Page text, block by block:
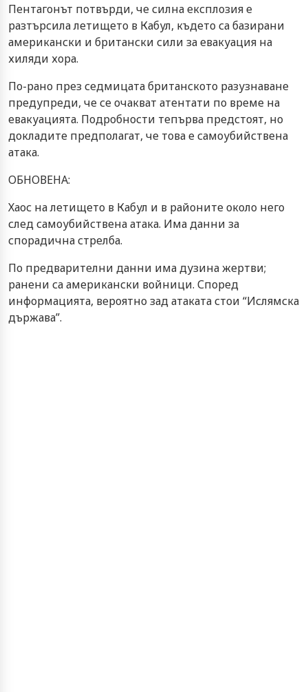
Пентагонът потвърди, че силна експлозия е
разтърсила летището в Кабул, където са базирани
американски и британски сили за евакуация на
хиляди хора.
По-рано през седмицата британското разузнаване
предупреди, че се очакват атентати по време на
евакуацията. Подробности тепърва предстоят, но
докладите предполагат, че това е самоубийствена
атака.
ОБНОВЕНА:
Хаос на летището в Кабул и в районите около него
след самоубийствена атака. Има данни за
спорадична стрелба.
По предварителни данни има дузина жертви;
ранени са американски войници. Според
информацията, вероятно зад атаката стои “Ислямска
държава”.